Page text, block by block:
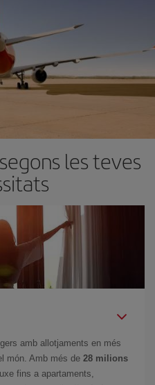
les teves
amb allotjaments en més
món. Amb més de 28 milions
fins a apartaments,